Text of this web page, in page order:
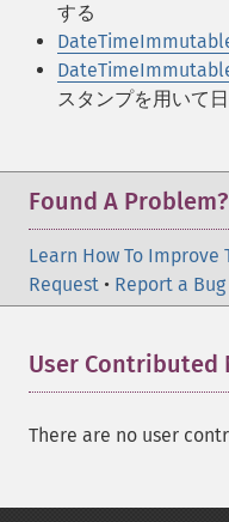
する
スタンプを用いて
Found A Problem?
Learn How To Improve
Request • Report a Bug
User Contributed
There are no user